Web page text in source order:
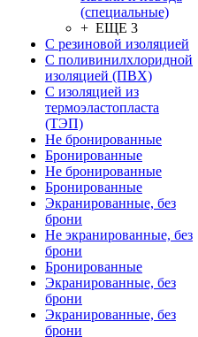
(специальные)
+ ЕЩЕ 3
С резиновой изоляцией
С поливинилхлоридной
изоляцией (ПВХ)
С изоляцией из
термоэластопласта
(ТЭП)
Не бронированные
Бронированные
Не бронированные
Бронированные
Экранированные, без
брони
Не экранированные, без
брони
Бронированные
Экранированные, без
брони
Экранированные, без
брони